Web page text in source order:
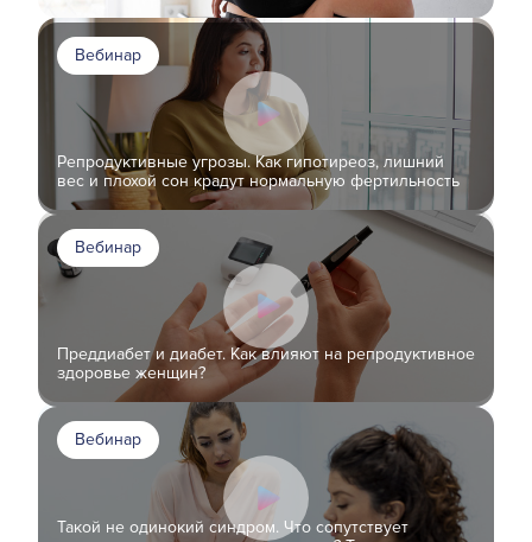
Вебинар
Репродуктивные угрозы. Как гипотиреоз, лишний
вес и плохой сон крадут нормальную фертильность
Вебинар
Преддиабет и диабет. Как влияют на репродуктивное
здоровье женщин?
Вебинар
Такой не одинокий синдром. Что сопутствует